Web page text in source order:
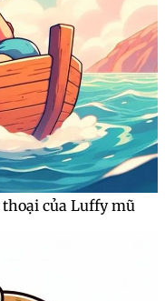
của Luffy mũ